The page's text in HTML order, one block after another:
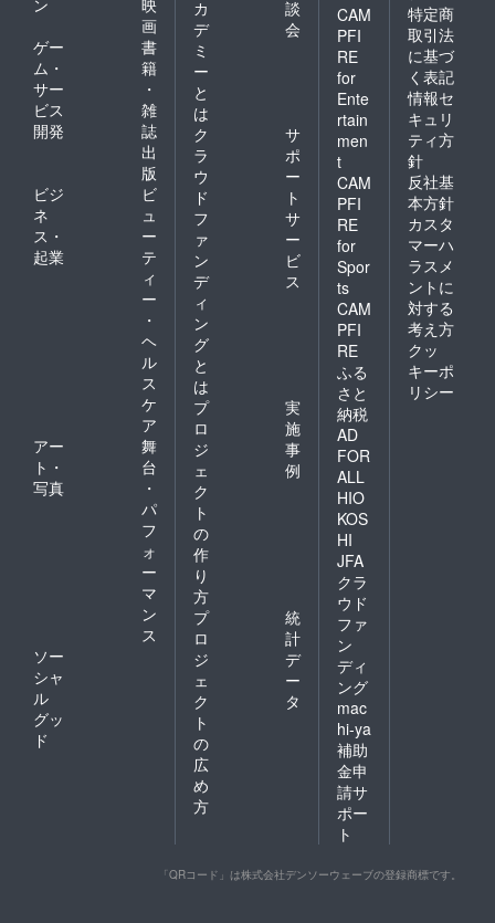
画
ゲー
ム・
サー
ビス
開発
書
籍
・
雑
誌
出
版
ビジ
ネ
ス・
起業
ビ
ュ
ー
テ
ィ
ー
・
ヘ
ル
ス
ケ
ア
アー
ト・
写真
舞
台
・
パ
フ
ォ
ー
マ
ン
ス
ソー
シャ
ル
グッ
ド
カ
デ
ミ
ー
と
は
談
会
ク
ラ
ウ
ド
フ
ァ
ン
デ
ィ
ン
グ
と
は
サ
ポ
ー
ト
サ
ー
ビ
ス
プ
ロ
ジ
ェ
ク
ト
の
作
り
方
実
施
事
例
プ
ロ
ジ
ェ
ク
ト
の
広
め
方
統
計
デ
ー
タ
CAM
PFI
RE
for
Ente
rtain
men
t
CAM
PFI
RE
for
Spor
ts
CAM
PFI
RE
ふる
さと
納税
AD
FOR
ALL
HIO
KOS
HI
JFA
クラ
ウド
ファ
ン
ディ
ング
mac
hi-ya
補助
金申
請サ
ポー
ト
特定商
取引法
に基づ
く表記
情報セ
キュリ
ティ方
針
反社基
本方針
カスタ
マーハ
ラスメ
ントに
対する
考え方
クッ
キーポ
リシー
「QRコード」は株式会社デンソーウェーブの登録商標です。